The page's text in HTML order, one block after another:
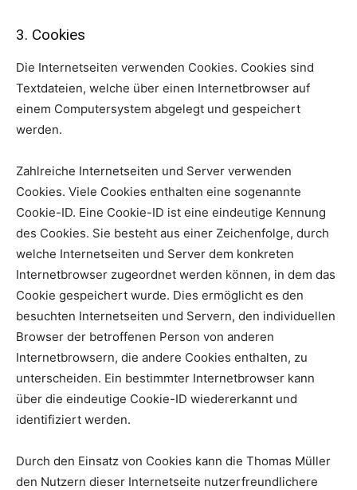
3. Cookies
Die Internetseiten verwenden Cookies. Cookies sind
Textdateien, welche über einen Internetbrowser auf
einem Computersystem abgelegt und gespeichert
werden.
Zahlreiche Internetseiten und Server verwenden
Cookies. Viele Cookies enthalten eine sogenannte
Cookie-ID. Eine Cookie-ID ist eine eindeutige Kennung
des Cookies. Sie besteht aus einer Zeichenfolge, durch
welche Internetseiten und Server dem konkreten
Internetbrowser zugeordnet werden können, in dem das
Cookie gespeichert wurde. Dies ermöglicht es den
besuchten Internetseiten und Servern, den individuellen
Browser der betroffenen Person von anderen
Internetbrowsern, die andere Cookies enthalten, zu
unterscheiden. Ein bestimmter Internetbrowser kann
über die eindeutige Cookie-ID wiedererkannt und
identifiziert werden.
Durch den Einsatz von Cookies kann die Thomas Müller
den Nutzern dieser Internetseite nutzerfreundlichere